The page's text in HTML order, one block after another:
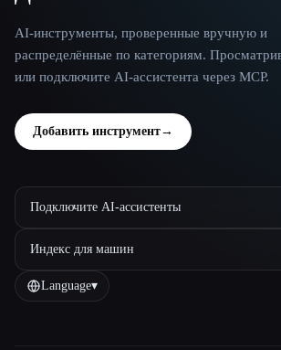
AI-инструменты, проверенные вручную и
распределённые по категориям.
или подключите AI-ассистента через MCP.
Добавить инструмент→
Подключите AI-ассистенты
Индекс для машин
Language▾